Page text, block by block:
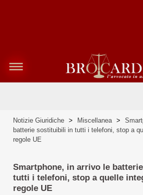
Notizie Giuridiche > Miscellanea >
batterie sostituibili in tutti i telefoni, stop a
regole UE
Smartphone, in arrivo le
tutti i telefoni, stop a quelle
regole UE